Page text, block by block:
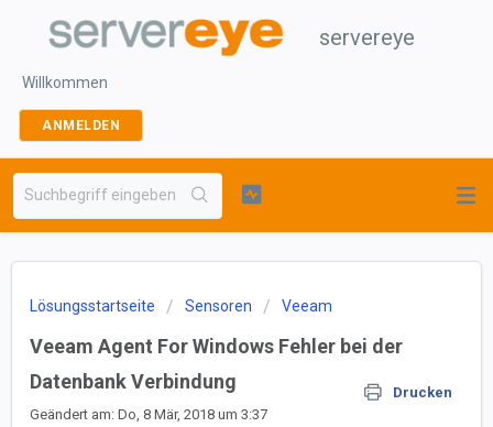
servereye
Willkommen
ANMELDEN
Lösungsstartseite Sensoren Veeam
Veeam Agent For Windows Fehler bei der
Datenbank Verbindung
Drucken
Geändert am: Do, 8 Mär, 2018 um 3:37